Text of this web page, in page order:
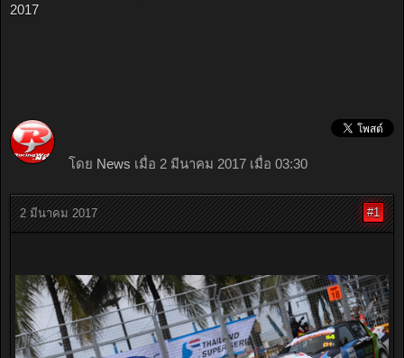
2017
โดย News เมื่อ 2 มีนาคม 2017 เมื่อ 03:30
2 มีนาคม 2017 #1